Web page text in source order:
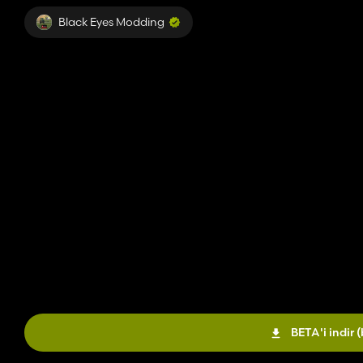
Black Eyes Modding
BETA'i indir